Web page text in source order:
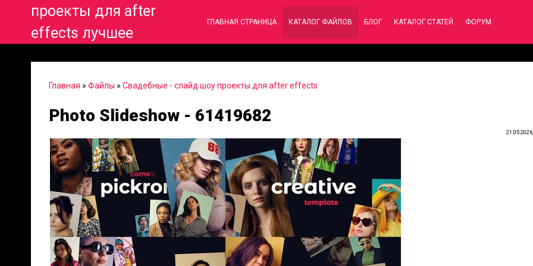
проекты для after
effects лучшее
ГЛАВНАЯ СТРАНИЦА КАТАЛОГ ФАЙЛОВ БЛОГ КАТАЛОГ СТАТЕЙ ФОРУМ
Главная » Файлы » Свадебные - слайд шоу проекты для after effects
Photo Slideshow - 61419682